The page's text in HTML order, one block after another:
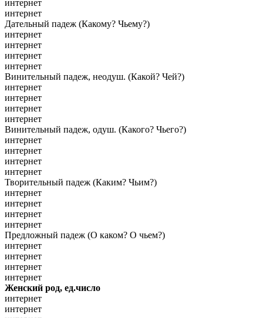
интернет
интернет
Дательный падеж (Какому? Чьему?)
интернет
интернет
интернет
интернет
Винительный падеж, неодуш. (Какой? Чей?)
интернет
интернет
интернет
интернет
Винительный падеж, одуш. (Какого? Чьего?)
интернет
интернет
интернет
интернет
Творительный падеж (Каким? Чьим?)
интернет
интернет
интернет
интернет
Предложный падеж (О каком? О чьем?)
интернет
интернет
интернет
интернет
Женский род, ед.число
интернет
интернет